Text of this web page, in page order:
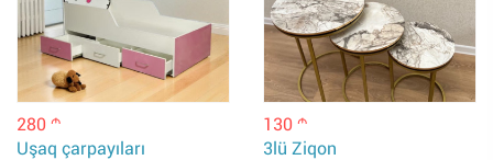
280 m
Uşaq çarpayıları
130 m
3lü Ziqon